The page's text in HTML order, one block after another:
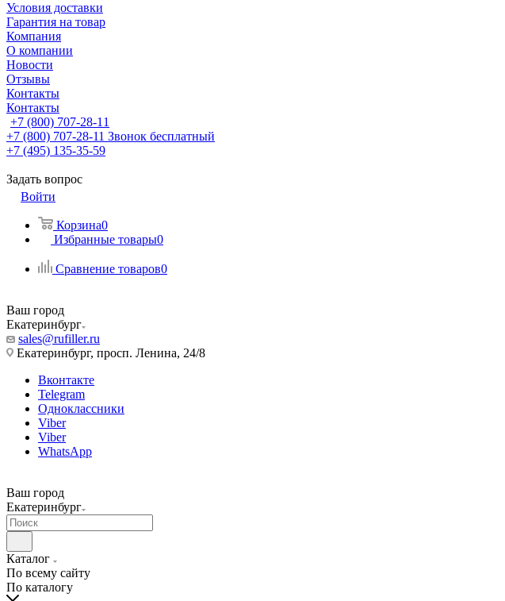
Условия доставки
Гарантия на товар
Компания
О компании
Новости
Отзывы
Контакты
Контакты
+7 (800) 707-28-11
+7 (800) 707-28-11 Звонок бесплатный
+7 (495) 135-35-59
Задать вопрос
Войти
Корзина0
Избранные товары0
Сравнение товаров0
Ваш город
Екатеринбург
sales@rufiller.ru
Екатеринбург, просп. Ленина, 24/8
Вконтакте
Telegram
Одноклассники
Viber
Viber
WhatsApp
Ваш город
Екатеринбург
Каталог
По всему сайту
По каталогу